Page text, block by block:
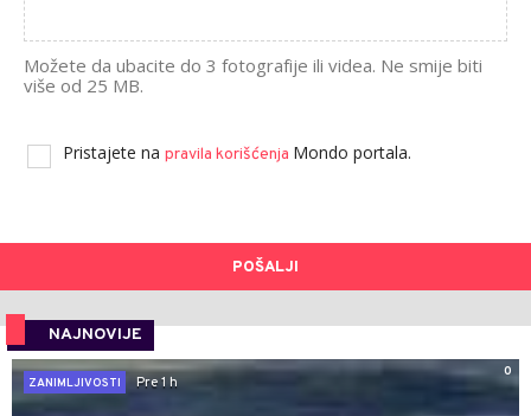
Možete da ubacite do 3 fotografije ili videa. Ne smije biti
više od 25 MB.
Pristajete na pravila korišćenja Mondo portala.
POŠALJI
NAJNOVIJE
0
ZANIMLJIVOSTI
Pre 1 h